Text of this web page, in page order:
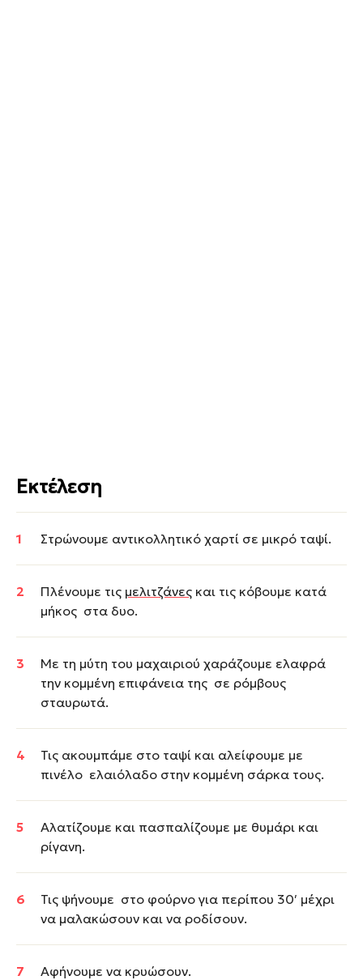
Εκτέλεση
Στρώνουμε αντικολλητικό χαρτί σε μικρό ταψί.
Πλένουμε τις μελιτζάνες και τις κόβουμε κατά
μήκος στα δυο.
Με τη μύτη του μαχαιριού χαράζουμε ελαφρά
την κομμένη επιφάνεια της σε ρόμβους
σταυρωτά.
Τις ακουμπάμε στο ταψί και αλείφουμε με
πινέλο ελαιόλαδο στην κομμένη σάρκα τους.
Αλατίζουμε και πασπαλίζουμε με θυμάρι και
ρίγανη.
Τις ψήνουμε στο φούρνο για περίπου 30′ μέχρι
να μαλακώσουν και να ροδίσουν.
Αφήνουμε να κρυώσουν.